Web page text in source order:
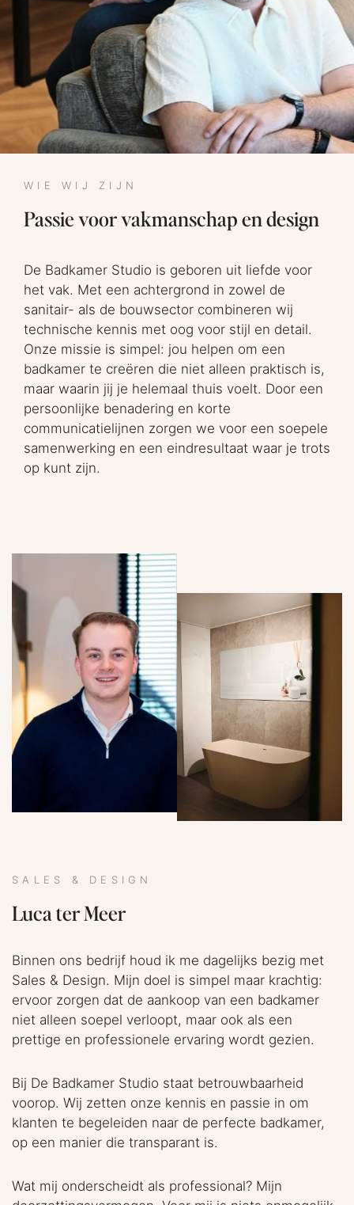
WIE WIJ ZIJN
Passie voor vakmanschap en design
De Badkamer Studio is geboren uit liefde voor
het vak. Met een achtergrond in zowel de
sanitair- als de bouwsector combineren wij
technische kennis met oog voor stijl en detail.
Onze missie is simpel: jou helpen om een
badkamer te creëren die niet alleen praktisch is,
maar waarin jij je helemaal thuis voelt. Door een
persoonlijke benadering en korte
communicatielijnen zorgen we voor een soepele
samenwerking en een eindresultaat waar je trots
op kunt zijn.
SALES & DESIGN
Luca ter Meer
Binnen ons bedrijf houd ik me dagelijks bezig met
Sales & Design. Mijn doel is simpel maar krachtig:
ervoor zorgen dat de aankoop van een badkamer
niet alleen soepel verloopt, maar ook als een
prettige en professionele ervaring wordt gezien.
Bij De Badkamer Studio staat betrouwbaarheid
voorop. Wij zetten onze kennis en passie in om
klanten te begeleiden naar de perfecte badkamer,
op een manier die transparant is.
Wat mij onderscheidt als professional? Mijn